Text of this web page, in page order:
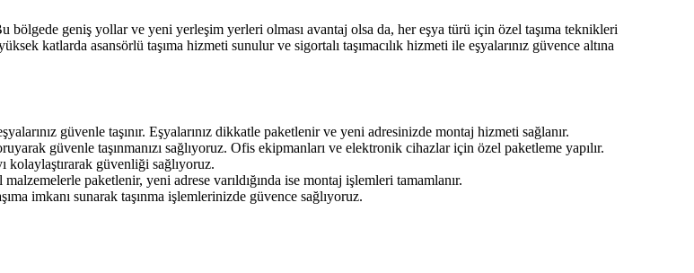
bölgede geniş yollar ve yeni yerleşim yerleri olması avantaj olsa da, her eşya türü için özel taşıma teknikleri
katlarda asansörlü taşıma hizmeti sunulur ve sigortalı taşımacılık hizmeti ile eşyalarınız güvence altına
güvenle taşınır. Eşyalarınız dikkatle paketlenir ve yeni adresinizde montaj hizmeti sağlanır.
güvenle taşınmanızı sağlıyoruz. Ofis ekipmanları ve elektronik cihazlar için özel paketleme yapılır.
kolaylaştırarak güvenliği sağlıyoruz.
malzemelerle paketlenir, yeni adrese varıldığında ise montaj işlemleri tamamlanır.
imkanı sunarak taşınma işlemlerinizde güvence sağlıyoruz.